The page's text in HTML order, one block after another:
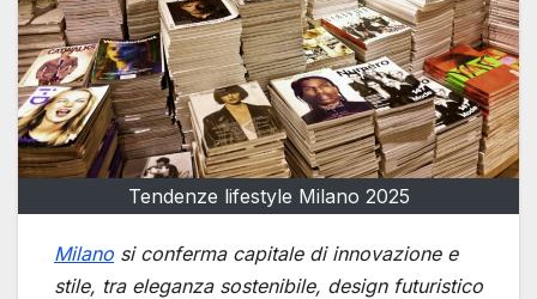
Tendenze lifestyle Milano 2025
Milano si conferma capitale di innovazione e
stile, tra eleganza sostenibile, design futuristico